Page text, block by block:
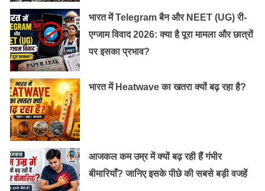
भारत में Telegram बैन और NEET (UG) री-
एग्जाम विवाद 2026: क्या है पूरा मामला और छात्रों
पर इसका प्रभाव?
भारत में Heatwave का खतरा क्यों बढ़ रहा है?
आजकल कम उम्र में क्यों बढ़ रही हैं गंभीर
बीमारियाँ? जानिए इसके पीछे की सबसे बड़ी वजहें